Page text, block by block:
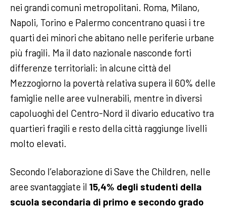
nei grandi comuni metropolitani. Roma, Milano,
Napoli, Torino e Palermo concentrano quasi i tre
quarti dei minori che abitano nelle periferie urbane
più fragili. Ma il dato nazionale nasconde forti
differenze territoriali: in alcune città del
Mezzogiorno la povertà relativa supera il 60% delle
famiglie nelle aree vulnerabili, mentre in diversi
capoluoghi del Centro-Nord il divario educativo tra
quartieri fragili e resto della città raggiunge livelli
molto elevati.
Secondo l’elaborazione di Save the Children, nelle
aree svantaggiate il 15,4% degli studenti della
scuola secondaria di primo e secondo grado